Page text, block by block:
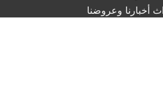
أخبارنا وعروضنا